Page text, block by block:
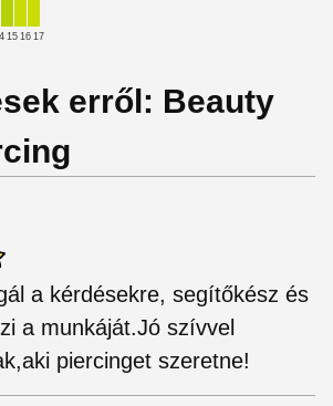
15 16 17
erről: Beauty
a kérdésekre, segítőkész és
a munkáját.Jó szívvel
piercinget szeretne!